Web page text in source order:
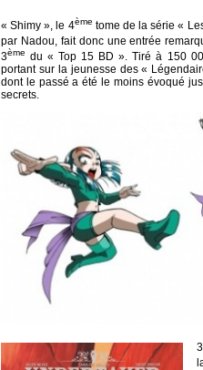
« Shimy », le 4ème tome de la série «
par Nadou, fait donc une entrée
3ème du « Top 15 BD ». Tiré à 150
portant sur la jeunesse des «
dont le passé a été le moins évoqué
secrets.